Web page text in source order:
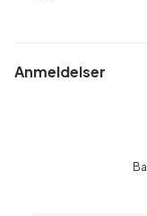
Anmeldelser